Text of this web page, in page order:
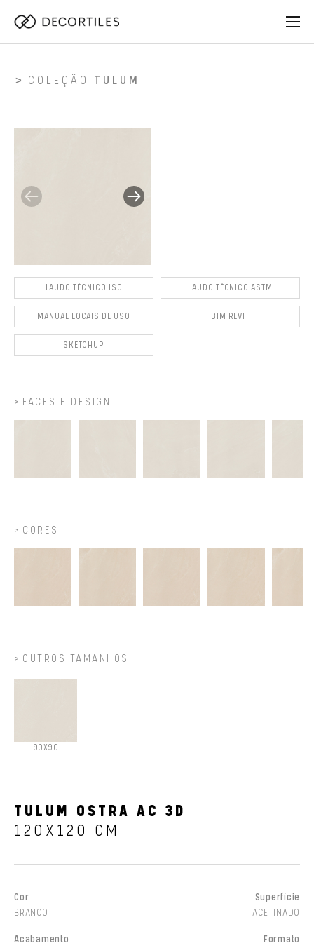
COLEÇÃO TULUM
LAUDO TÉCNICO ISO LAUDO TÉCNICO ASTM
MANUAL LOCAIS DE USO BIM REVIT
SKETCHUP
FACES E DESIGN
CORES
OUTROS TAMANHOS
90X90
TULUM OSTRA AC 3D
120X120 CM
Cor
BRANCO
Superfície
ACETINADO
Acabamento
Formato